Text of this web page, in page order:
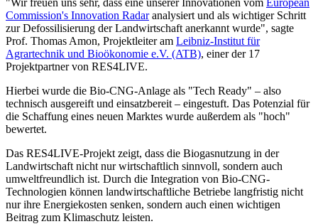
"Wir freuen uns sehr, dass eine unserer Innovationen vom European
Commission's Innovation Radaranalysiert und als wichtiger Schritt
zur Defossilisierung der Landwirtschaft anerkannt wurde", sagte
Prof. Thomas Amon, Projektleiter am Leibniz-Institut für
Agrartechnik und Bioökonomie e.V. (ATB), einer der 17
Projektpartner von RES4LIVE.
Hierbei wurde die Bio-CNG-Anlage als "Tech Ready" – also
technisch ausgereift und einsatzbereit – eingestuft. Das Potenzial für
die Schaffung eines neuen Marktes wurde außerdem als "hoch"
bewertet.
Das RES4LIVE-Projekt zeigt, dass die Biogasnutzung in der
Landwirtschaft nicht nur wirtschaftlich sinnvoll, sondern auch
umweltfreundlich ist. Durch die Integration von Bio-CNG-
Technologien können landwirtschaftliche Betriebe langfristig nicht
nur ihre Energiekosten senken, sondern auch einen wichtigen
Beitrag zum Klimaschutz leisten.